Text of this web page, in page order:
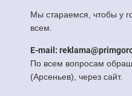
Мы стараемся, чтобы у
всем.
E-mail:
По всем вопросам
(Арсеньев), через сайт.